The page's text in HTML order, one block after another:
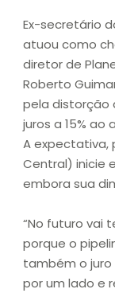
Ex-secretário
atuou como
diretor de
Roberto
pela distorção
juros a 15%
A expectativa,
Central) inicie
embora sua
“No futuro vai
porque o
também o juro
por um lado e